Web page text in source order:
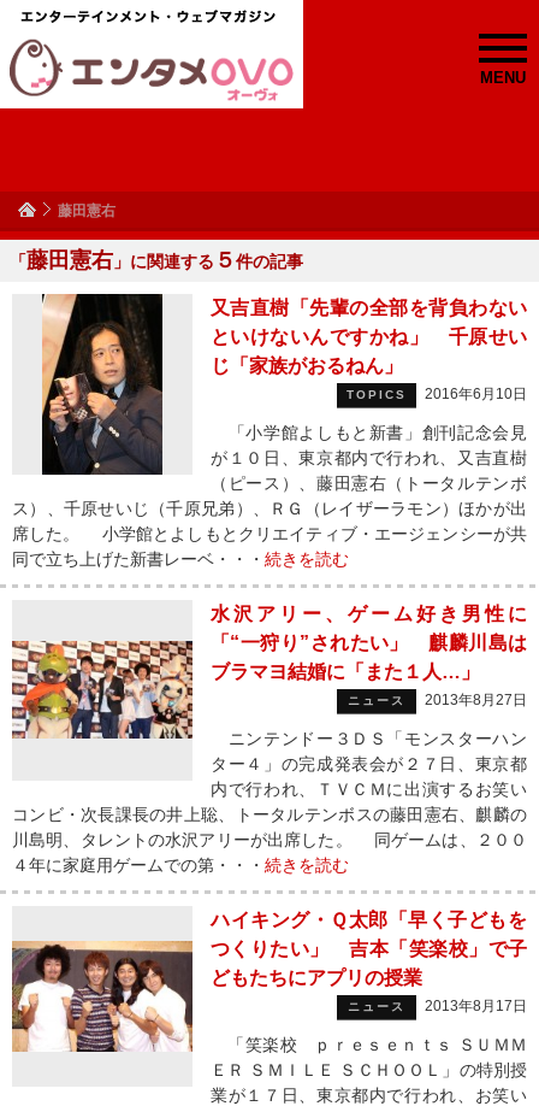
MENU
藤田憲右
「藤田憲右 」に関連する ５件の記事
又吉直樹「先輩の全部を背負わない
といけないんですかね」 千原せい
じ「家族がおるねん」
TOPICS 2016年6月10日
「小学館よしもと新書」創刊記念会見
が１０日、東京都内で行われ、又吉直樹
（ピース）、藤田憲右（トータルテンボ
ス）、千原せいじ（千原兄弟）、ＲＧ（レイザーラモン）ほかが出
席した。 小学館とよしもとクリエイティブ・エージェンシーが共
同で立ち上げた新書レーベ・・・ 続きを読む
水沢アリー、ゲーム好き男性に
「“一狩り”されたい」 麒麟川島は
ブラマヨ結婚に「また１人…」
ニュース 2013年8月27日
ニンテンドー３ＤＳ「モンスターハン
ター４」の完成発表会が２７日、東京都
内で行われ、ＴＶＣＭに出演するお笑い
コンビ・次長課長の井上聡、トータルテンボスの藤田憲右、麒麟の
川島明、タレントの水沢アリーが出席した。 同ゲームは、２００
４年に家庭用ゲームでの第・・・ 続きを読む
ハイキング・Ｑ太郎「早く子どもを
つくりたい」 吉本「笑楽校」で子
どもたちにアプリの授業
ニュース 2013年8月17日
「笑楽校 ｐｒｅｓｅｎｔｓ ＳＵＭＭ
ＥＲ ＳＭＩＬＥ ＳＣＨＯＯＬ」の特別授
業が１７日、東京都内で行われ、お笑い